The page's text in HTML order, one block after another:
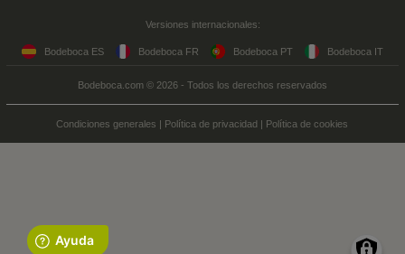
Versiones internacionales:
Bodeboca ES Bodeboca FR Bodeboca PT Bodeboca IT
Bodeboca.com © 2026 - Todos los derechos reservados
Condiciones generales | Política de privacidad | Política de cookies